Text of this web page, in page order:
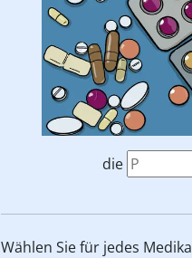
die
Wählen Sie für jedes